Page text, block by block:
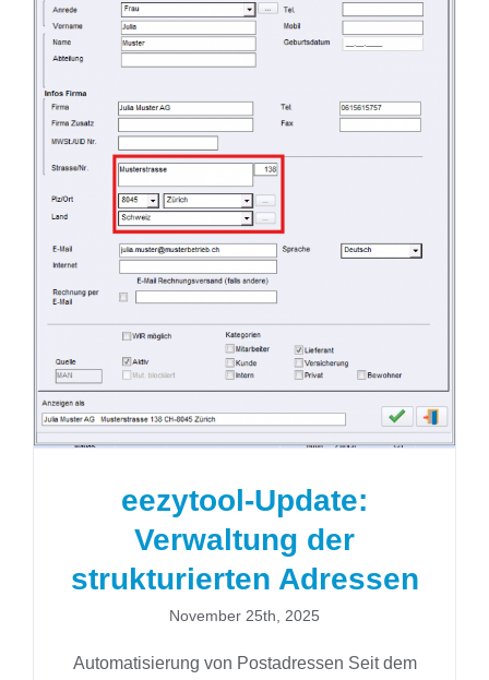
eezytool-Update: Verwaltung
der strukturierten Adressen
eezytool-Update:
Verwaltung der
strukturierten Adressen
November 25th, 2025
Automatisierung von Postadressen Seit dem